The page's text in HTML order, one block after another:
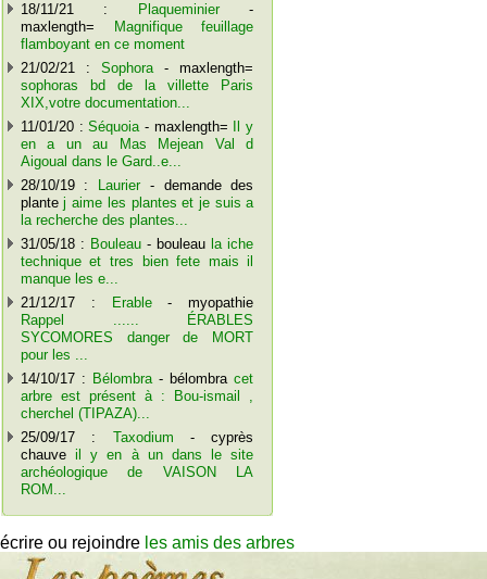
18/11/21 : Plaqueminier-
maxlength=
Magnifique feuillage
flamboyant en ce moment
21/02/21 : Sophora- maxlength=
sophoras bd de la villette Paris
XIX,votre documentation...
11/01/20 :Séquoia- maxlength=
Il y
en a un au Mas Mejean Val d
Aigoual dans le Gard..e...
28/10/19 :
Laurier- demande des
plantej aime les plantes et je suis a
la recherche des plantes...
31/05/18 : Bouleau- bouleau la iche
technique et tres bien fete mais il
manque les e...
21/12/17 :
Erable- myopathie
Rappel ...... ÉRABLES
SYCOMORES danger de MORT
pour les ...
14/10/17 : Bélombra- bélombracet
arbre est présent à : Bou-ismail ,
cherchel (TIPAZA)...
25/09/17 : Taxodium - cyprès
chauve il y en à un dans le site
archéologique de VAISON LA
ROM...
écrire ou rejoindre les amis des arbres